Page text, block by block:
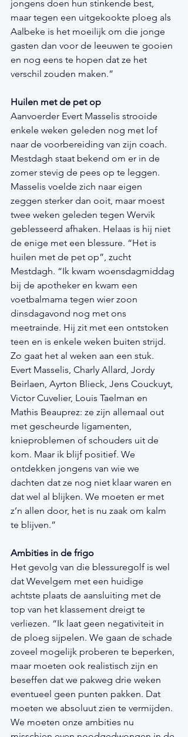
jongens doen hun stinkende best,
maar tegen een uitgekookte ploeg als
Aalbeke is het moeilijk om die jonge
gasten dan voor de leeuwen te gooien
en nog eens te hopen dat ze het
verschil zouden maken.”
Huilen met de pet op
Aanvoerder Evert Masselis strooide
enkele weken geleden nog met lof
naar de voorbereiding van zijn coach.
Mestdagh staat bekend om er in de
zomer stevig de pees op te leggen.
Masselis voelde zich naar eigen
zeggen sterker dan ooit, maar moest
twee weken geleden tegen Wervik
geblesseerd afhaken. Helaas is hij niet
de enige met een blessure. “Het is
huilen met de pet op”, zucht
Mestdagh. “Ik kwam woensdagmiddag
bij de apotheker en kwam een
voetbalmama tegen wier zoon
dinsdagavond nog met ons
meetrainde. Hij zit met een ontstoken
teen en is enkele weken buiten strijd.
Zo gaat het al weken aan een stuk.
Evert Masselis, Charly Allard, Jordy
Beirlaen, Ayrton Blieck, Jens Couckuyt,
Victor Cuvelier, Louis Taelman en
Mathis Beauprez: ze zijn allemaal out
met gescheurde ligamenten,
knieproblemen of schouders uit de
kom. Maar ik blijf positief. We
ontdekken jongens van wie we
dachten dat ze nog niet klaar waren en
dat wel al blijken. We moeten er met
z’n allen door, het is nu zaak om kalm
te blijven.”
Ambities in de frigo
Het gevolg van die blessuregolf is wel
dat Wevelgem met een huidige
achtste plaats de aansluiting met de
top van het klassement dreigt te
verliezen. “Ik laat geen negativiteit in
de ploeg sijpelen. We gaan de schade
zoveel mogelijk proberen te beperken,
maar moeten ook realistisch zijn en
beseffen dat we pakweg drie weken
eventueel geen punten pakken. Dat
moeten we absoluut zien te vermijden.
We moeten onze ambities nu